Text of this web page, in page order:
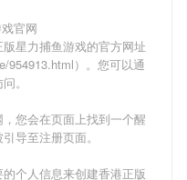
官网
星力捕鱼游戏的官方网址
954913.html）。您可以通
。
您会在页面上找到一个醒
导至注册页面。
个人信息来创建香港正版